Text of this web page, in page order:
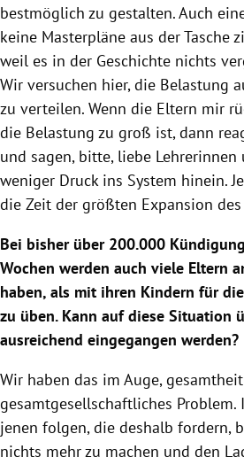
bestmöglich zu gestalten. Auch
keine Masterpläne aus der Tasche
weil es in der Geschichte nichts
Wir versuchen hier, die Belastung
zu verteilen. Wenn die Eltern mir
die Belastung zu groß ist, dann
und sagen, bitte, liebe Lehrerinnen
weniger Druck ins System hinein.
die Zeit der größten Expansion
Bei bisher über 200.000
Wochen werden auch viele Eltern
haben, als mit ihren Kindern für die
zu üben. Kann auf diese Situation
ausreichend eingegangen werden?
Wir haben das im Auge,
gesamtgesellschaftliches
jenen folgen, die deshalb fordern,
nichts mehr zu machen und den